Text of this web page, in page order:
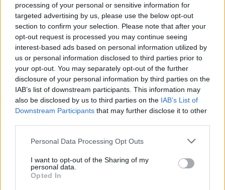
processing of your personal or sensitive information for
targeted advertising by us, please use the below opt-out
section to confirm your selection. Please note that after your
opt-out request is processed you may continue seeing
interest-based ads based on personal information utilized by
us or personal information disclosed to third parties prior to
your opt-out. You may separately opt-out of the further
disclosure of your personal information by third parties on the
IAB’s list of downstream participants. This information may
also be disclosed by us to third parties on the IAB’s List of
Downstream Participants that may further disclose it to other
Personal Data Processing Opt Outs
I want to opt-out of the Sharing of my
personal data.
Opted In